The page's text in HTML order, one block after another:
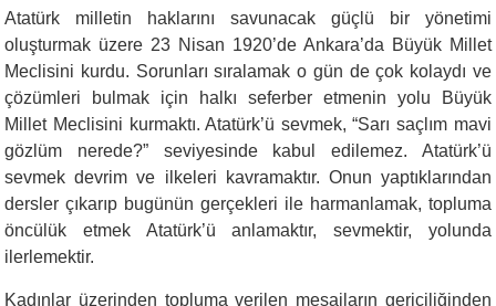
Atatürk milletin haklarını savunacak güçlü bir yönetimi
oluşturmak üzere 23 Nisan 1920’de Ankara’da Büyük Millet
Meclisini kurdu. Sorunları sıralamak o gün de çok kolaydı ve
çözümleri bulmak için halkı seferber etmenin yolu Büyük
Millet Meclisini kurmaktı. Atatürk’ü sevmek, “Sarı saçlım mavi
gözlüm nerede?” seviyesinde kabul edilemez. Atatürk’ü
sevmek devrim ve ilkeleri kavramaktır. Onun yaptıklarından
dersler çıkarıp bugünün gerçekleri ile harmanlamak, topluma
öncülük etmek Atatürk’ü anlamaktır, sevmektir, yolunda
ilerlemektir.
Kadınlar üzerinden topluma verilen mesajların gericiliğinden